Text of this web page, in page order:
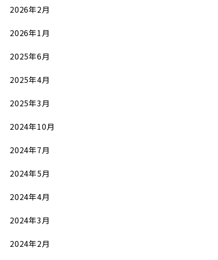
2026年2月
2026年1月
2025年6月
2025年4月
2025年3月
2024年10月
2024年7月
2024年5月
2024年4月
2024年3月
2024年2月